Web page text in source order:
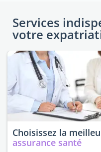
Services
votre
Choisissez la
assurance santé